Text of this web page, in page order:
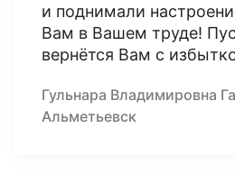
и поднимали
Вам в Вашем труде!
вернётся Вам с
Гульнара Владимировна
Альметьевск